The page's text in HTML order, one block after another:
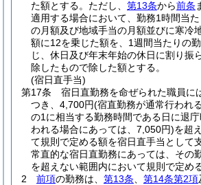
た額とする。 ただし、 第13条から前条
適用する場合において、勤務1時間当
の月額及び地域手当の月額並びに寒冷
額に12を乗じた額を、1週間当たりの
じ、休日及び年末年始の休日に割り振
除したもので除した額とする。
(宿日直手当)
第17条
宿日直勤務を命ぜられた職員に
つき、4,700円(宿直勤務が通常行われ
の1に相当する勤務時間である日に退
われる場合にあっては、7,050円)を超
て規則で定める額を宿日直手当として
常直的な宿日直勤務にあっては、その
を超えない範囲内において規則で定め
2
前項の勤務は、 第13条 第14条第2項